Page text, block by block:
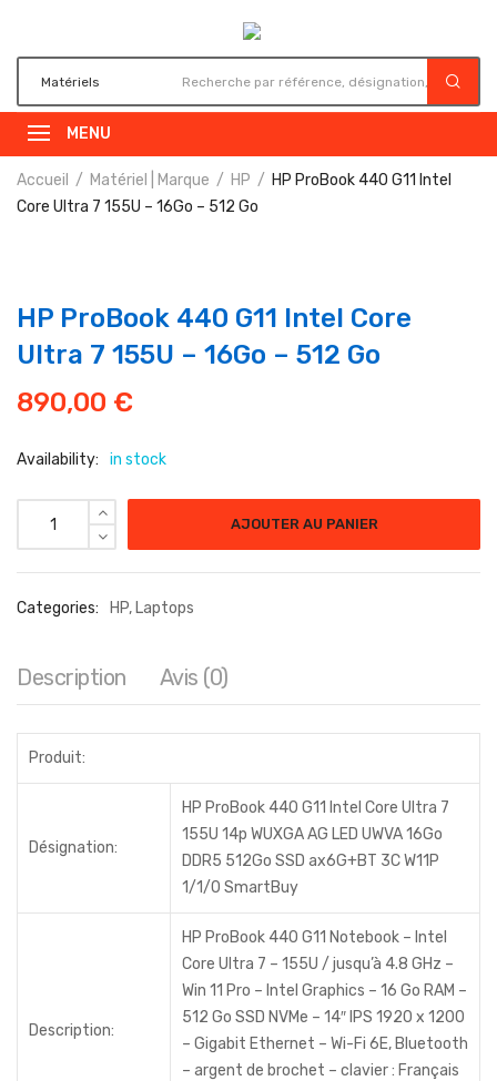
MENU
Accueil Matériel | Marque HP
HP ProBook 440 G11 Intel
Core Ultra 7 155U – 16Go – 512 Go
HP ProBook 440 G11 Intel Core
Ultra 7 155U – 16Go – 512 Go
890,00 €
Availability: in stock
quantité de HP ProBook 440 G11 Intel Core Ultra 7 155U -
AJOUTER AU PANIER
Categories: HP, Laptops
Description Avis (0)
Produit:
Désignation:
HP ProBook 440 G11 Intel Core Ultra 7
155U 14p WUXGA AG LED UWVA 16Go
DDR5 512Go SSD ax6G+BT 3C W11P
1/1/0 SmartBuy
Description:
HP ProBook 440 G11 Notebook – Intel
Core Ultra 7 – 155U / jusqu’à 4.8 GHz –
Win 11 Pro – Intel Graphics – 16 Go RAM –
512 Go SSD NVMe – 14″ IPS 1920 x 1200
– Gigabit Ethernet – Wi-Fi 6E, Bluetooth
– argent de brochet – clavier : Français